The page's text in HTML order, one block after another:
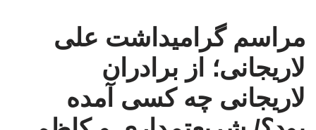
مراسم گرامیداشت علی
لاریجانی؛ از برادران
لاریجانی چه کسی آمده